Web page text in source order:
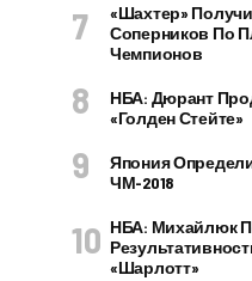
«Шахтер»
Соперников По
Чемпионов
НБА: Дюрант
«Голден Стейте»
Япония
ЧМ-2018
НБА: Михайлюк
«Шарлотт»